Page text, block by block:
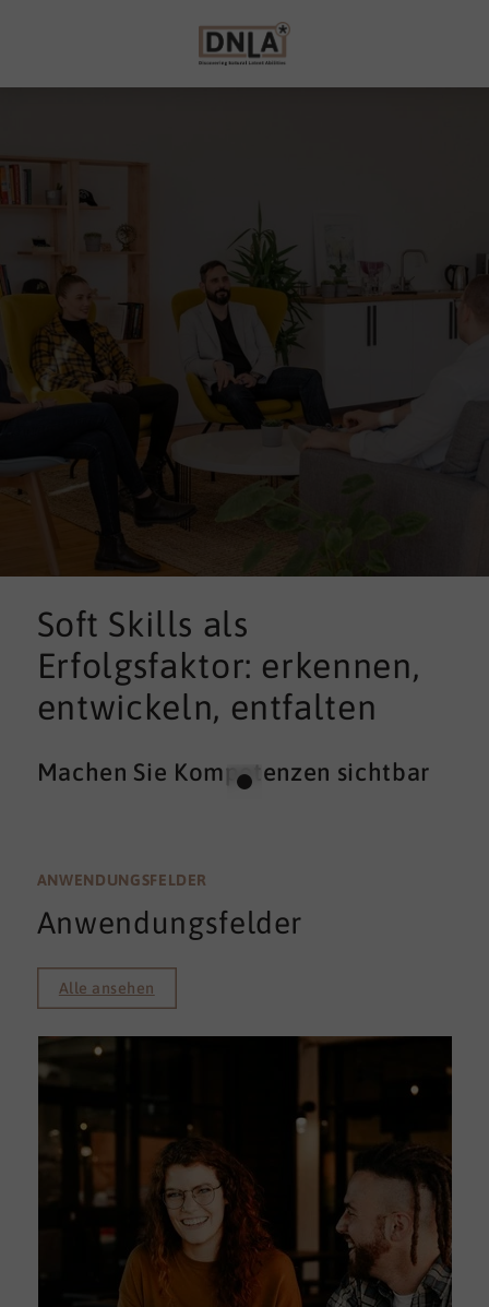
Soft Skills als
Erfolgsfaktor: erkennen,
entwickeln, entfalten
Machen Sie Kompetenzen sichtbar
ANWENDUNGSFELDER
Anwendungsfelder
Alle ansehen